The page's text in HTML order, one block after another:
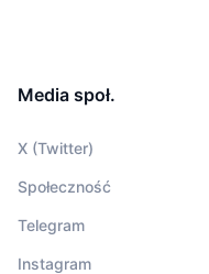
Media społ.
X (Twitter)
Społeczność
Telegram
Instagram